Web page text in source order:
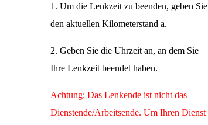
1. Um die Lenkzeit zu beenden, geben Sie
den aktuellen Kilometerstand a.
2. Geben Sie die Uhrzeit an, an dem Sie
Ihre Lenkzeit beendet haben.
Achtung: Das Lenkende ist nicht das
Dienstende/Arbeitsende. Um Ihren Dienst